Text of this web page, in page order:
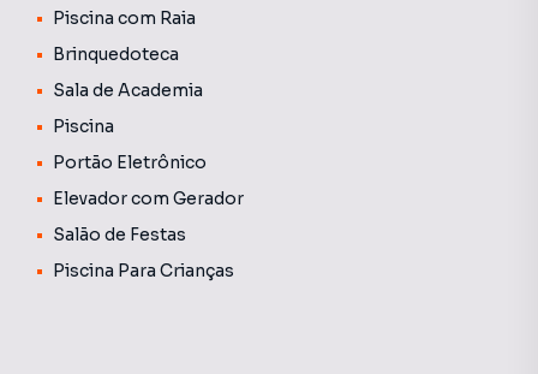
Piscina com Raia
Brinquedoteca
Sala de Academia
Piscina
Portão Eletrônico
Elevador com Gerador
Salão de Festas
Piscina Para Crianças